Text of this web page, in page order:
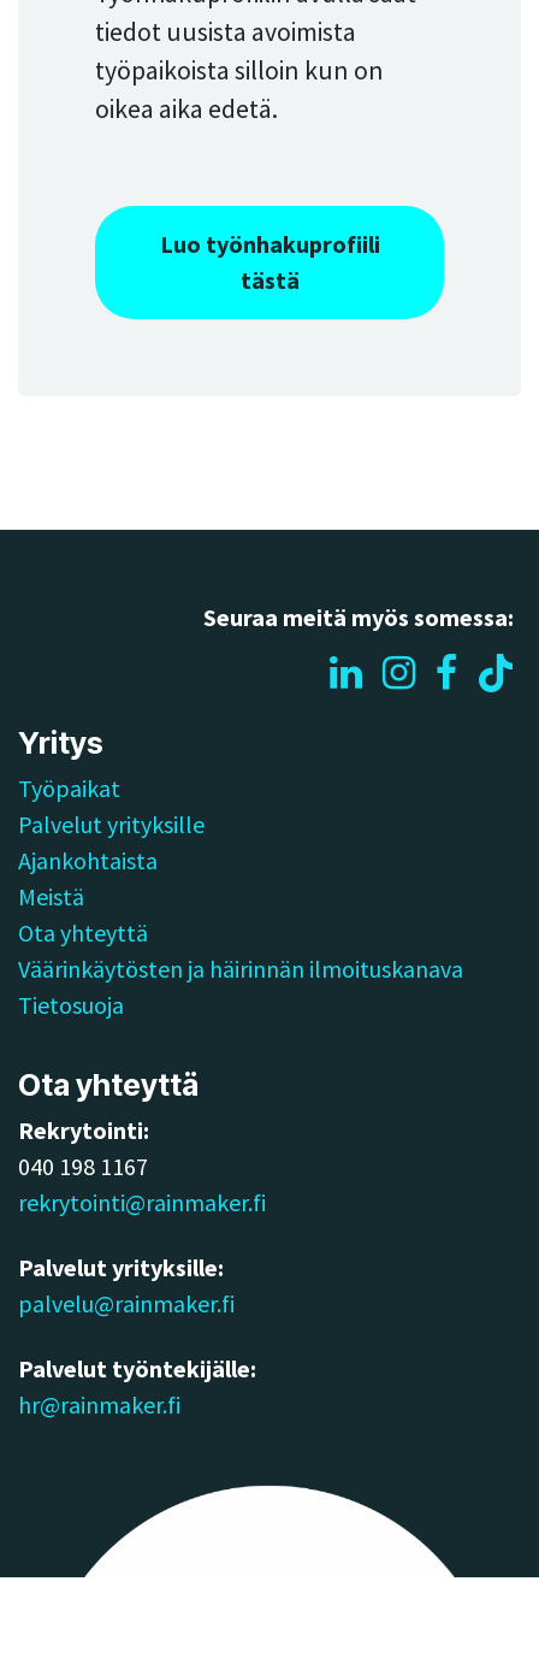
tiedot uusista avoimista
työpaikoista silloin kun on
oikea aika edetä.
Luo työnhakuprofiili
tästä
Seuraa meitä myös somessa:
Yritys
Työpaikat
Palvelut yrityksille
Ajankohtaista
Meistä
Ota yhteyttä
Väärinkäytösten ja häirinnän ilmoituskanava
Tietosuoja
Ota yhteyttä
Rekrytointi:
040 198 1167
rekrytointi@rainmaker.fi
Palvelut yrityksille:
palvelu@rainmaker.fi
Palvelut työntekijälle:
hr@rainmaker.fi